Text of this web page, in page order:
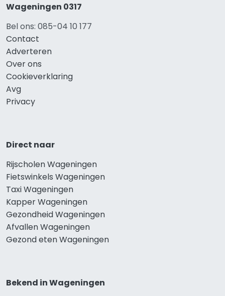
Wageningen 0317
Bel ons: 085-04 10 177
Contact
Adverteren
Over ons
Cookieverklaring
Avg
Privacy
Direct naar
Rijscholen Wageningen
Fietswinkels Wageningen
Taxi Wageningen
Kapper Wageningen
Gezondheid Wageningen
Afvallen Wageningen
Gezond eten Wageningen
Bekend in Wageningen